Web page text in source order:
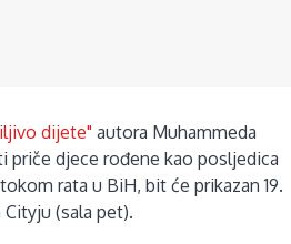
dijete" autora Muhammeda
priče djece rođene kao posljedica
rata u BiH, bit će prikazan 19.
Cityju (sala pet).